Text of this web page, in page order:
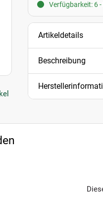
Verfügbarkeit: 6
Artikeldetails
Beschreibung